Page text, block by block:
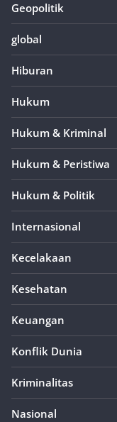
Geopolitik
global
Hiburan
Hukum
Hukum & Kriminal
Hukum & Peristiwa
Hukum & Politik
Internasional
Kecelakaan
Kesehatan
Keuangan
Konflik Dunia
Kriminalitas
Nasional